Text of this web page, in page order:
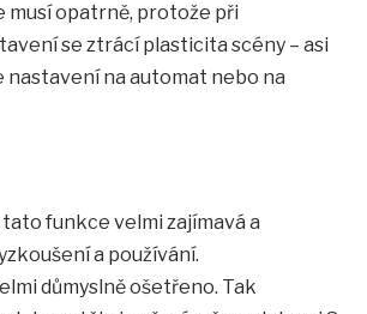
musí opatrně, protože při
se ztrácí plasticita scény – asi
nastavení na automat nebo na
tato funkce velmi zajímavá a
a používání.
důmyslně ošetřeno. Tak